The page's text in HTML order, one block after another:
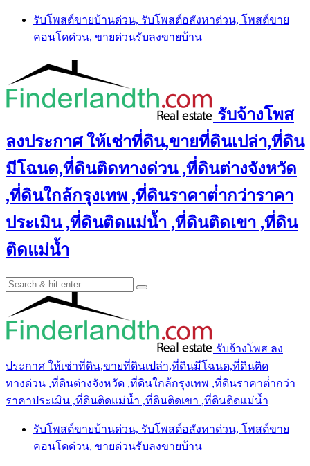
Skip
content
รับโพสต์ขายบ้านด่วน, รับโพสต์อสังหาด่วน, โพสต์ขาย
คอนโดด่วน, ขายด่วนรับลงขายบ้าน
รับจ้างโพส
ลงประกาศ ให้เช่าที่ดิน,ขายที่ดินเปล่า,ที่ดิน
มีโฉนด,ที่ดินติดทางด่วน ,ที่ดินต่างจังหวัด
,ที่ดินใกล้กรุงเทพ ,ที่ดินราคาต่ํากว่าราคา
ประเมิน ,ที่ดินติดแม่น้ำ ,ที่ดินติดเขา ,ที่ดิน
ติดแม่น้ำ
รับจ้างโพส ลง
ประกาศ ให้เช่าที่ดิน,ขายที่ดินเปล่า,ที่ดินมีโฉนด,ที่ดินติด
ทางด่วน ,ที่ดินต่างจังหวัด ,ที่ดินใกล้กรุงเทพ ,ที่ดินราคาต่ํากว่า
ราคาประเมิน ,ที่ดินติดแม่น้ำ ,ที่ดินติดเขา ,ที่ดินติดแม่น้ำ
รับโพสต์ขายบ้านด่วน, รับโพสต์อสังหาด่วน, โพสต์ขาย
คอนโดด่วน, ขายด่วนรับลงขายบ้าน